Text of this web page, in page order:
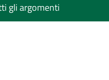
gli argomenti